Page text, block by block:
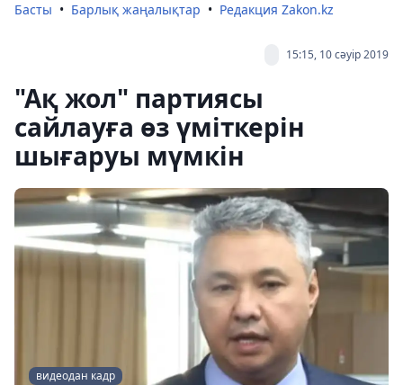
Басты Барлық жаңалықтар Редакция Zakon.kz
15:15, 10 сәуір 2019
"Ақ жол" партиясы
сайлауға өз үміткерін
шығаруы мүмкін
видеодан кадр